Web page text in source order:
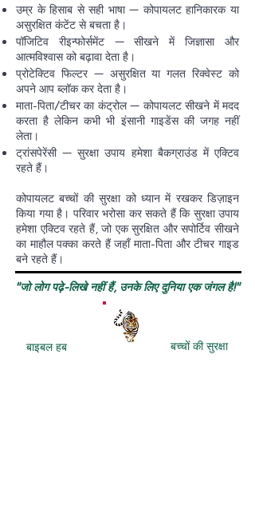
उम्र के हिसाब से सही भाषा — कोपायलट हानिकारक या
असुरक्षित कंटेंट से बचता है।
पॉजिटिव रीइन्फोर्समेंट — सीखने में जिज्ञासा और
आत्मविश्वास को बढ़ावा देता है।
प्रोटेक्टिव फिल्टर — असुरक्षित या गलत रिक्वेस्ट को
अपने आप ब्लॉक कर देता है।
माता-पिता/टीचर का कंट्रोल — कोपायलट सीखने में मदद
करता है लेकिन कभी भी इंसानी गाइडेंस की जगह नहीं
लेता।
ट्रांसपेरेंसी — सुरक्षा उपाय हमेशा बैकग्राउंड में एक्टिव
रहते हैं।
कोपायलट बच्चों की सुरक्षा को ध्यान में रखकर डिज़ाइन
किया गया है। परिवार भरोसा कर सकते हैं कि सुरक्षा उपाय
हमेशा एक्टिव रहते हैं, जो एक सुरक्षित और सपोर्टिव सीखने
का माहौल पक्का करते हैं जहाँ माता-पिता और टीचर गाइड
बने रहते हैं।
"जो लोग पढ़े-लिखे नहीं हैं, उनके लिए दुनिया एक जंगल है!"
बाइबल हब बच्चों की सुरक्षा